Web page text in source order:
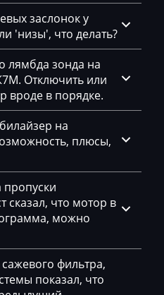
заслонок у
'низы', что делать?
лямбда зонда на
Отключить или
вроде в порядке.
на
плюсы,
пропуски
сказал, что мотор в
можно
фильтра,
показал, что